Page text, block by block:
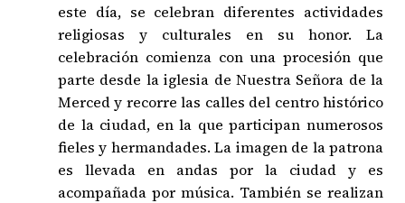
este día, se celebran diferentes actividades
religiosas y culturales en su honor. La
celebración comienza con una procesión que
parte desde la iglesia de Nuestra Señora de la
Merced y recorre las calles del centro histórico
de la ciudad, en la que participan numerosos
fieles y hermandades. La imagen de la patrona
es llevada en andas por la ciudad y es
acompañada por música. También se realizan